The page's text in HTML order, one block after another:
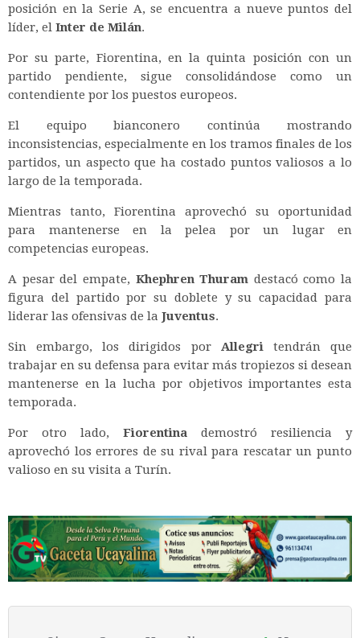
posición en la Serie A, se encuentra a nueve puntos del
líder, el Inter de Milán.
Por su parte, Fiorentina, en la quinta posición con un
partido pendiente, sigue consolidándose como un
contendiente por los puestos europeos.
El equipo bianconero continúa mostrando
inconsistencias, especialmente en los tramos finales de los
partidos, un aspecto que ha costado puntos valiosos a lo
largo de la temporada.
Mientras tanto, Fiorentina aprovechó su oportunidad
para mantenerse en la pelea por un lugar en
competencias europeas.
A pesar del empate, Khephren Thuram destacó como la
figura del partido por su doblete y su capacidad para
liderar las ofensivas de la Juventus.
Sin embargo, los dirigidos por Allegritendrán que
trabajar en su defensa para evitar más tropiezos si desean
mantenerse en la lucha por objetivos importantes esta
temporada.
Por otro lado, Fiorentina demostró resiliencia y
aprovechó los errores de su rival para rescatar un punto
valioso en su visita a Turín.